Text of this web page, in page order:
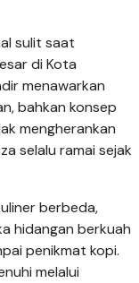
sulit saat
di Kota
menawarkan
bahkan konsep
mengherankan
selalu ramai sejak
berbeda,
hidangan berkuah
penikmat kopi.
melalui